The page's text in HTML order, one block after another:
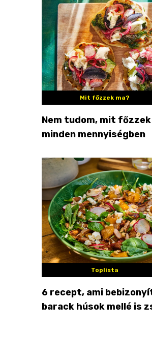
Mit főzzek ma?
Nem tudom, mit főzzek
minden mennyiségben
Toplista
6 recept, ami
barack húsok mellé is